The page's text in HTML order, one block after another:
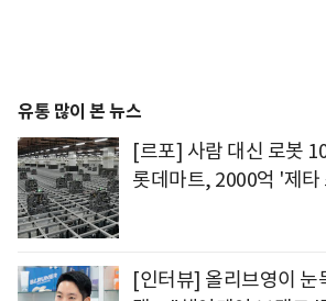
유통 많이 본 뉴스
[르포] 사람 대신 로봇
롯데마트, 2000억 '제
[인터뷰] 올리브영이 눈